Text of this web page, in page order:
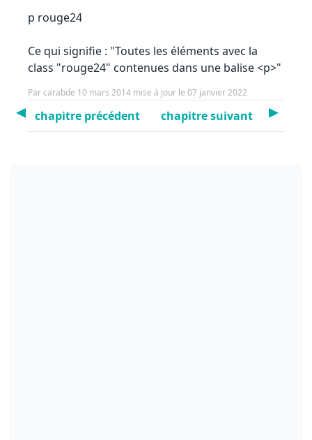
p rouge24
Ce qui signifie : "Toutes les éléments avec la
class "rouge24" contenues dans une balise <p>"
Par carabde 10 mars 2014 mise à jour le 07 janvier 2022
chapitre précédent chapitre suivant